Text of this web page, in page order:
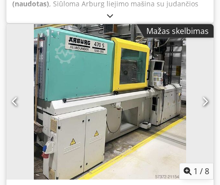
(naudotas), Siūloma Arburg liejimo mašina su judančios
įrankių pusės sukimo įtaisu. Kolonų atstumas: 420 mm,
užveržimo jėga: 1000 kN, atidarymo jėga: 250 kN,
atidarymo eiga: 500 mm, min. įrankio montavimo aukštis:
250 mm, plokščių matmenys X/Y: 570 mm/570 mm, maks.
įrankio svoris: 600 kg, stūmiko eiga: 175 mm. Įpurškimo
agregatas 350, sraigto skersmuo: 35 mm/40 mm/45 mm,
maks. eigos tūris: 230 cm³, maks. įpurškimo slėgis: 2500
barų. Įrenginio matmenys X/Y/Z: apie 4300 mm/1700
mm/2750 mm, svoris: apie 4500 kg, darbo valandos: apie
75 443 h. Yra dokumentacija. Galima apžiūrėti vietoje.
Cjdpjyddy Iofx Ac Ejha
Mažas skelbimas
1 /8